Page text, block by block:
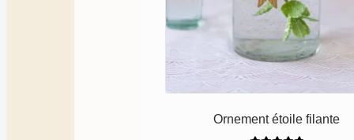
Ornement étoile filante